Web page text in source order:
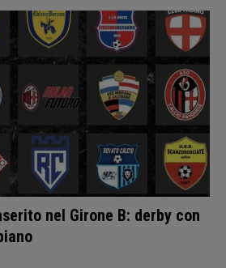
nel Girone B: derby con